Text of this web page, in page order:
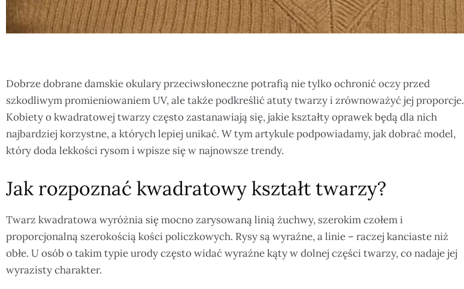
Dobrze dobrane damskie okulary przeciwsłoneczne potrafią nie tylko ochronić oczy przed
szkodliwym promieniowaniem UV, ale także podkreślić atuty twarzy i zrównoważyć jej proporcje.
Kobiety o kwadratowej twarzy często zastanawiają się, jakie kształty oprawek będą dla nich
najbardziej korzystne, a których lepiej unikać. W tym artykule podpowiadamy, jak dobrać model,
który doda lekkości rysom i wpisze się w najnowsze trendy.
Jak rozpoznać kwadratowy kształt twarzy?
Twarz kwadratowa wyróżnia się mocno zarysowaną linią żuchwy, szerokim czołem i
proporcjonalną szerokością kości policzkowych. Rysy są wyraźne, a linie – raczej kanciaste niż
obłe. U osób o takim typie urody często widać wyraźne kąty w dolnej części twarzy, co nadaje jej
wyrazisty charakter.